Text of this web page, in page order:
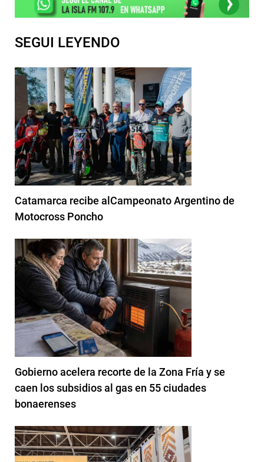
SEGUI LEYENDO
Catamarca recibe alCampeonato Argentino de
Motocross Poncho
Gobierno acelera recorte de la Zona Fría y se
caen los subsidios al gas en 55 ciudades
bonaerenses